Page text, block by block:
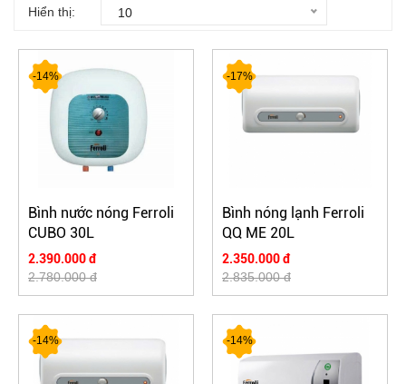
Hiển thị: 10
-14%
Bình nước nóng Ferroli
CUBO 30L
2.390.000 đ
2.780.000 đ
-17%
Bình nóng lạnh Ferroli
QQ ME 20L
2.350.000 đ
2.835.000 đ
-14% -14%